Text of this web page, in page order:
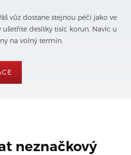
vůz dostane stejnou péči jako ve
ušetříte desítky tisíc korun. Navíc u
na volný termín.
neznačkový